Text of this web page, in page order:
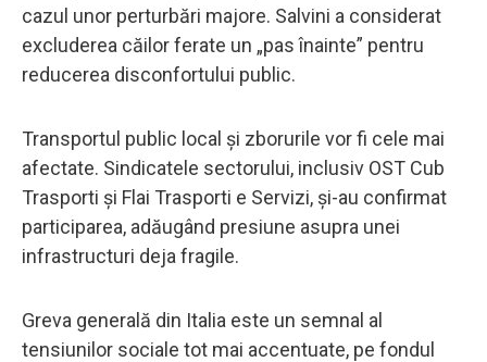
cazul unor perturbări majore. Salvini a considerat
excluderea căilor ferate un „pas înainte” pentru
reducerea disconfortului public.
Transportul public local și zborurile vor fi cele mai
afectate. Sindicatele sectorului, inclusiv OST Cub
Trasporti și Flai Trasporti e Servizi, și-au confirmat
participarea, adăugând presiune asupra unei
infrastructuri deja fragile.
Greva generală din Italia este un semnal al
tensiunilor sociale tot mai accentuate, pe fondul